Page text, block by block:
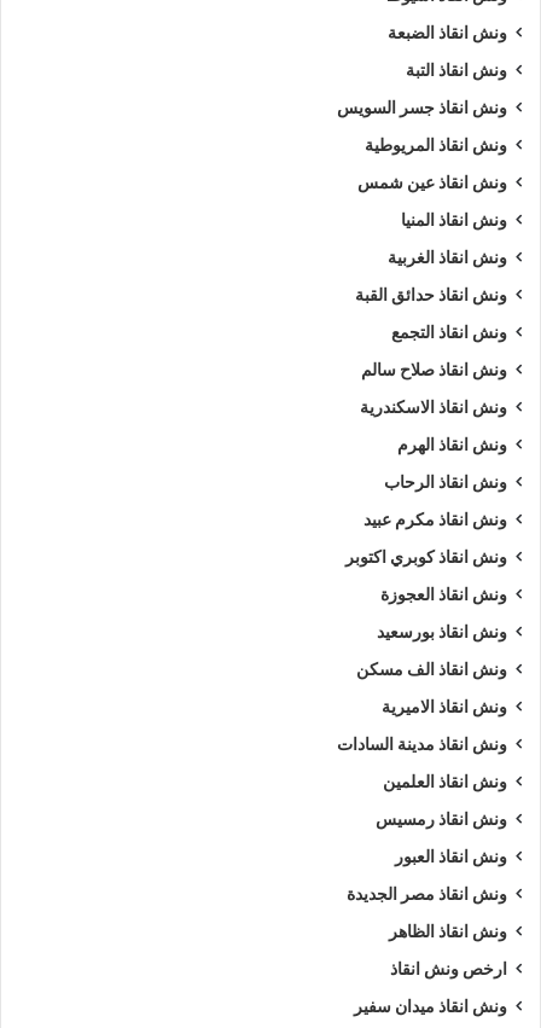
ونش انقاذ الضبعة
ونش انقاذ التبة
ونش انقاذ جسر السويس
ونش انقاذ المريوطية
ونش انقاذ عين شمس
ونش انقاذ المنيا
ونش انقاذ الغربية
ونش انقاذ حدائق القبة
ونش انقاذ التجمع
ونش انقاذ صلاح سالم
ونش انقاذ الاسكندرية
ونش انقاذ الهرم
ونش انقاذ الرحاب
ونش انقاذ مكرم عبيد
ونش انقاذ كوبري اكتوبر
ونش انقاذ العجوزة
ونش انقاذ بورسعيد
ونش انقاذ الف مسكن
ونش انقاذ الاميرية
ونش انقاذ مدينة السادات
ونش انقاذ العلمين
ونش انقاذ رمسيس
ونش انقاذ العبور
ونش انقاذ مصر الجديدة
ونش انقاذ الظاهر
ارخص ونش انقاذ
ونش انقاذ ميدان سفير